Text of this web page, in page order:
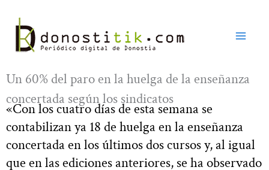
contenido
Un 60% del paro en la huelga de la enseñanza
concertada según los sindicatos
«Con los cuatro días de esta semana se
contabilizan ya 18 de huelga en la enseñanza
concertada en los últimos dos cursos y, al igual
que en las ediciones anteriores, se ha observado